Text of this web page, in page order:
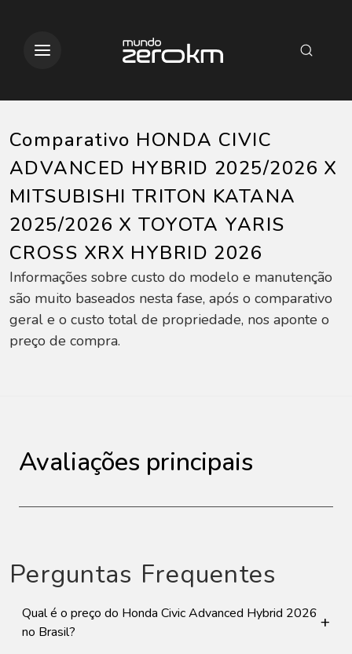
Comparativo HONDA CIVIC
ADVANCED HYBRID 2025/2026 X
MITSUBISHI TRITON KATANA
2025/2026 X TOYOTA YARIS
CROSS XRX HYBRID 2026
Informações sobre custo do modelo e manutenção
são muito baseados nesta fase, após o comparativo
geral e o custo total de propriedade, nos aponte o
preço de compra.
Avaliações principais
Perguntas Frequentes
Qual é o preço do Honda Civic Advanced Hybrid 2026
no Brasil?
+